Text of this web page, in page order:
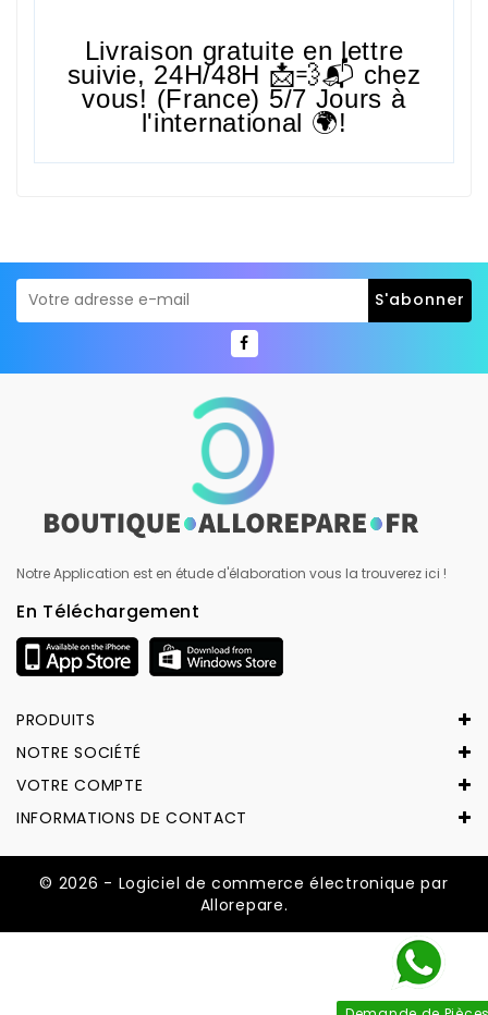
Livraison gratuite en lettre
suivie, 24H/48H 📩💨📬 chez
vous! (France) 5/7 Jours à
l'international 🌍!
Notre Application est en étude d'élaboration vous la trouverez ici !
En Téléchargement
PRODUITS
NOTRE SOCIÉTÉ
VOTRE COMPTE
INFORMATIONS DE CONTACT
© 2026 - Logiciel de commerce électronique par
Allorepare.